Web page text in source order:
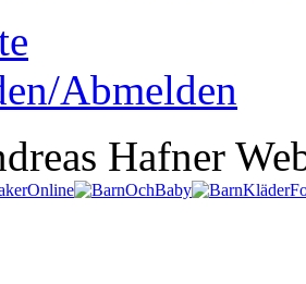
Abmelden
Hafner